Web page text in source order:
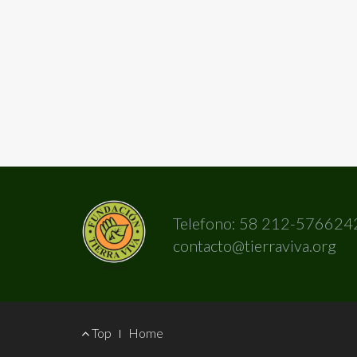
Telefono: 58 212-
contacto@tierraviva.org
Footer
Top Home